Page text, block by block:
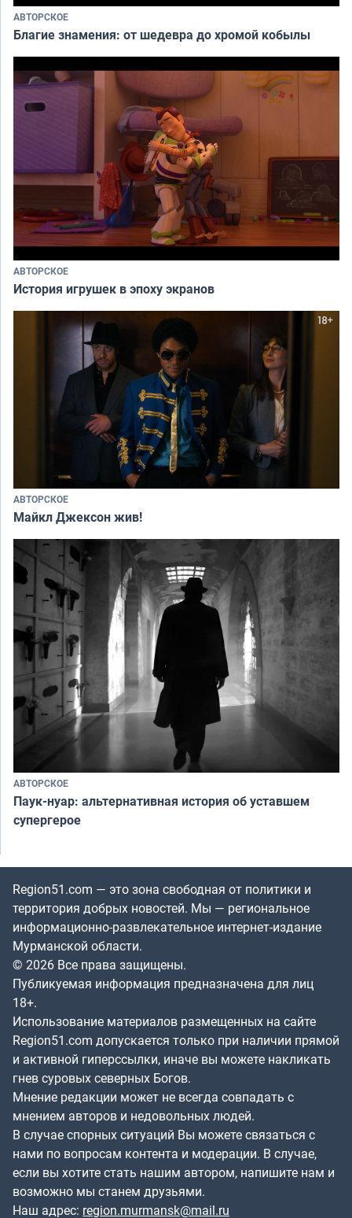
АВТОРСКОЕ
Благие знамения: от шедевра до хромой кобылы
АВТОРСКОЕ
История игрушек в эпоху экранов
АВТОРСКОЕ
Майкл Джексон жив!
АВТОРСКОЕ
Паук-нуар: альтернативная история об уставшем
супергерое
Region51.com — это зона свободная от политики и
территория добрых новостей. Мы — региональное
информационно-развлекательное интернет-издание
Мурманской области.
© 2026 Все права защищены.
Публикуемая информация предназначена для лиц
18+.
Использование материалов размещенных на сайте
Region51.com допускается только при наличии прямой
и активной гиперссылки, иначе вы можете накликать
гнев суровых северных Богов.
Мнение редакции может не всегда совпадать с
мнением авторов и недовольных людей.
В случае спорных ситуаций Вы можете связаться с
нами по вопросам контента и модерации. В случае,
если вы хотите стать нашим автором, напишите нам и
возможно мы станем друзьями.
Наш адрес: region.murmansk@mail.ru